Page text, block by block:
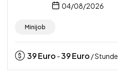
04/08/2026
Minijob
39Euro -39Euro / Stunde